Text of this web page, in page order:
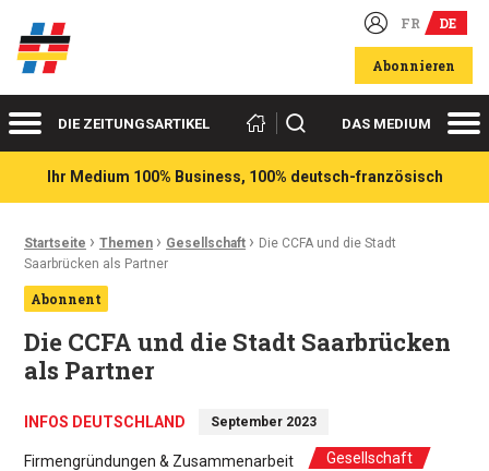
Deutsch-französische Wirtschaftsakteure FR DE
Abonnieren
MenüDIE ZEITUNGSARTIKEL Suchen DAS MEDIUM
Ihr Medium 100% Business, 100% deutsch-französisch
Ariadnefaden:
Startseite › Themen › Gesellschaft › Die CCFA und die Stadt
Saarbrücken als Partner
Abonnent
Die CCFA und die Stadt Saarbrücken
als Partner
INFOS DEUTSCHLAND September 2023
Firmengründungen & Zusammenarbeit Gesellschaft